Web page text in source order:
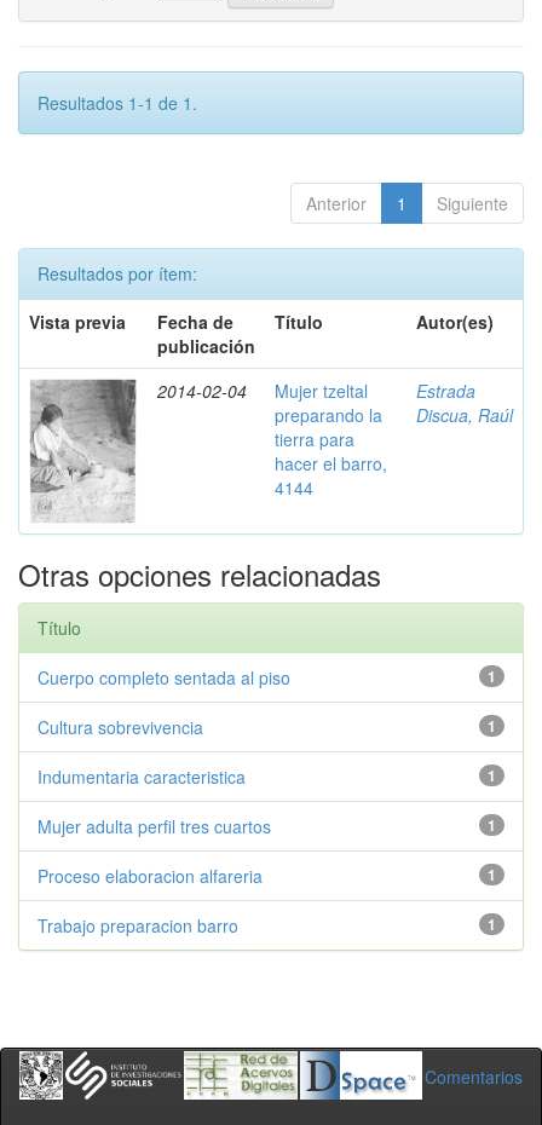
Resultados 1-1 de 1.
Anterior 1 Siguiente
Resultados por ítem:
Vista previa
Fecha de
publicación
Título Autor(es)
2014-02-04
Mujer tzeltal
preparando la
tierra para
hacer el barro,
4144
Estrada
Discua, Raúl
Otras opciones relacionadas
Título
1
Cuerpo completo sentada al piso
1
Cultura sobrevivencia
1
Indumentaria caracteristica
1
Mujer adulta perfil tres cuartos
1
Proceso elaboracion alfareria
1
Trabajo preparacion barro
Comentarios